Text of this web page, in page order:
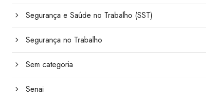
Segurança e Saúde no Trabalho (SST)
Segurança no Trabalho
Sem categoria
Senai